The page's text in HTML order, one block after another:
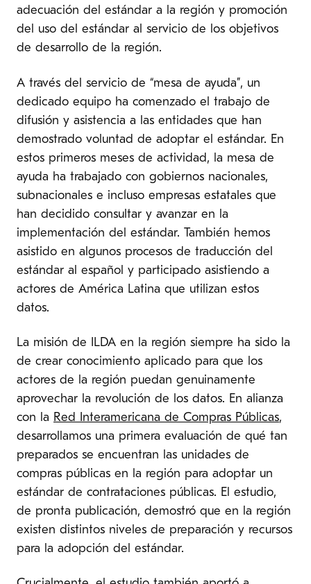
adecuación del estándar a la región y promoción
del uso del estándar al servicio de los objetivos
de desarrollo de la región.
A través del servicio de “mesa de ayuda”, un
dedicado equipo ha comenzado el trabajo de
difusión y asistencia a las entidades que han
demostrado voluntad de adoptar el estándar. En
estos primeros meses de actividad, la mesa de
ayuda ha trabajado con gobiernos nacionales,
subnacionales e incluso empresas estatales que
han decidido consultar y avanzar en la
implementación del estándar. También hemos
asistido en algunos procesos de traducción del
estándar al español y participado asistiendo a
actores de América Latina que utilizan estos
datos.
La misión de ILDA en la región siempre ha sido la
de crear conocimiento aplicado para que los
actores de la región puedan genuinamente
aprovechar la revolución de los datos. En alianza
con la Red Interamericana de Compras Públicas,
desarrollamos una primera evaluación de qué tan
preparados se encuentran las unidades de
compras públicas en la región para adoptar un
estándar de contrataciones públicas. El estudio,
de pronta publicación, demostró que en la región
existen distintos niveles de preparación y recursos
para la adopción del estándar.